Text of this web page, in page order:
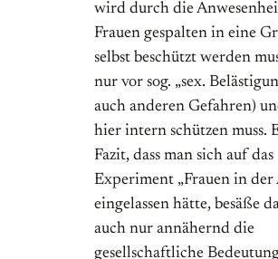
wird durch die
Frauen gespalten in eine
selbst beschützt werden
nur vor sog. „sex.
auch anderen Gefahren)
hier intern schützen muss.
Fazit, dass man sich auf das
Experiment „Frauen in der
eingelassen hätte, besäße
auch nur annähernd die
gesellschaftliche